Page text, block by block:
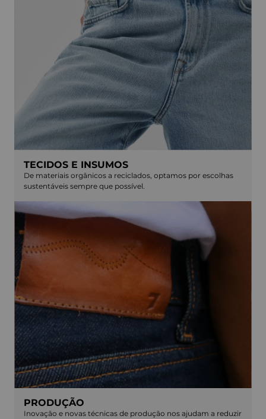
TECIDOS E INSUMOS
De materiais orgânicos a reciclados, optamos por escolhas
sustentáveis sempre que possível.
PRODUÇÃO
Inovação e novas técnicas de produção nos ajudam a reduzir